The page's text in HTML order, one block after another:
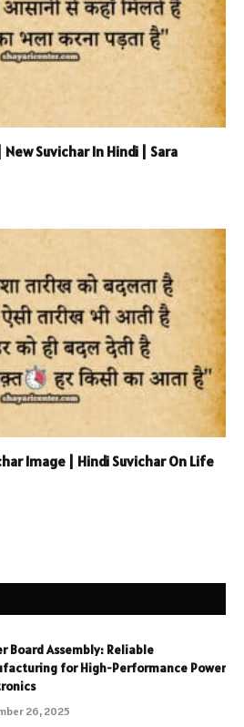
Suvichar In Hindi | Sara
Image | Hindi Suvichar On Life
Board Assembly: Reliable
for High-Performance Power
26, 2025